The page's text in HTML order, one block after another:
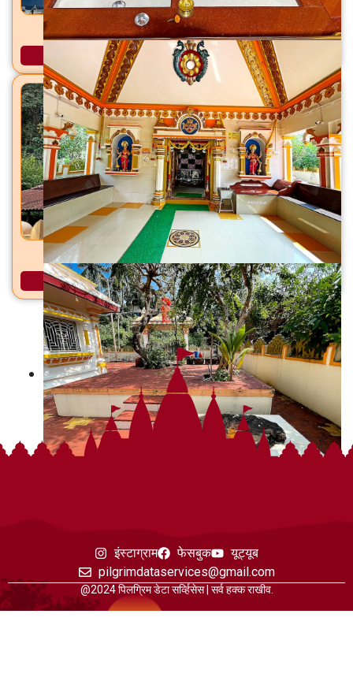
वज्रेश्वरी योगिनी मंदिर वज्रेश्वरी, ता. भिवंडी, जि. ठाणे
अधिक माहिती
ब्रम्हदेव मंदिर कोर्ले, ता. देवगड, जि. सिंधुदुर्ग
अधिक माहिती
इंस्टाग्राम फेसबुक
यूट्यूब
pilgrimdataservices@gmail.com
@2024 पिलग्रिम डेटा सर्व्हिसेस | सर्व हक्क राखीव.